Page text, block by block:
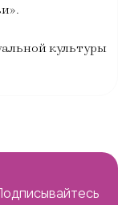
культуры